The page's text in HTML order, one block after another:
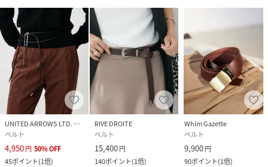
UNITED ARROWS LTD. OUTLET
ベルト
4,950円 50%OFF
45ポイント(1倍)
RIVE DROITE
ベルト
15,400円
140ポイント(1倍)
Whim Gazette
ベルト
9,900円
90ポイント(1倍)